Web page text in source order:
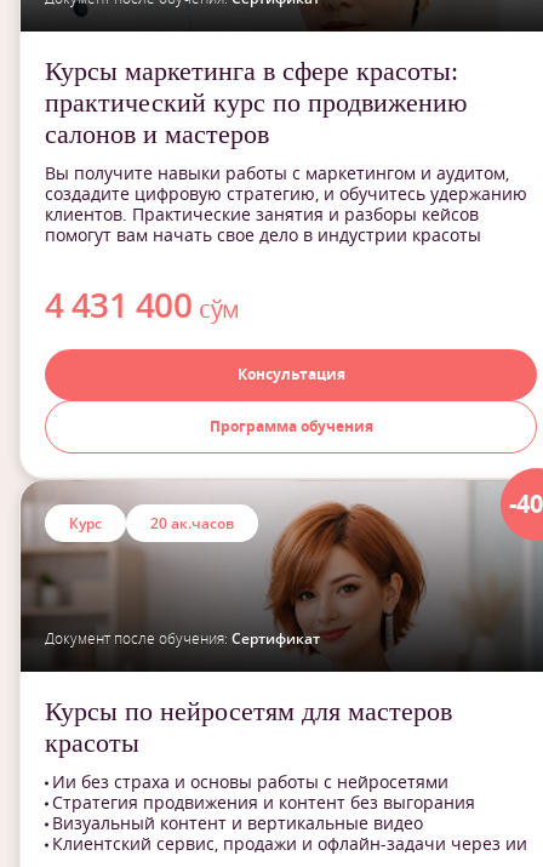
Курсы маркетинга в сфере красоты:
практический курс по продвижению
салонов и мастеров
Вы получите навыки работы с маркетингом и аудитом,
создадите цифровую стратегию, и обучитесь удержанию
клиентов. Практические занятия и разборы кейсов
помогут вам начать свое дело в индустрии красоты
4 431 400 сўм
Консультация
Программа обучения
-
Курс 20 ак.часов
Документ после обучения: Сертификат
Курсы по нейросетям для мастеров
красоты
Ии без страха и основы работы с нейросетями
Стратегия продвижения и контент без выгорания
Визуальный контент и вертикальные видео
Клиентский сервис, продажи и офлайн-задачи через ии